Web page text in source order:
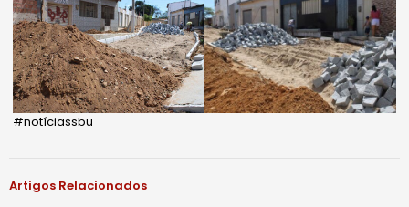
#notíciassbu
Artigos Relacionados